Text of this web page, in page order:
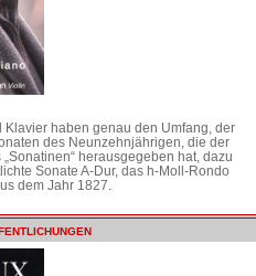
haben genau den Umfang, der
des Neunzehnjährigen, die der
herausgegeben hat, dazu
Sonate A-Dur, das h-Moll-Rondo
dem Jahr 1827.